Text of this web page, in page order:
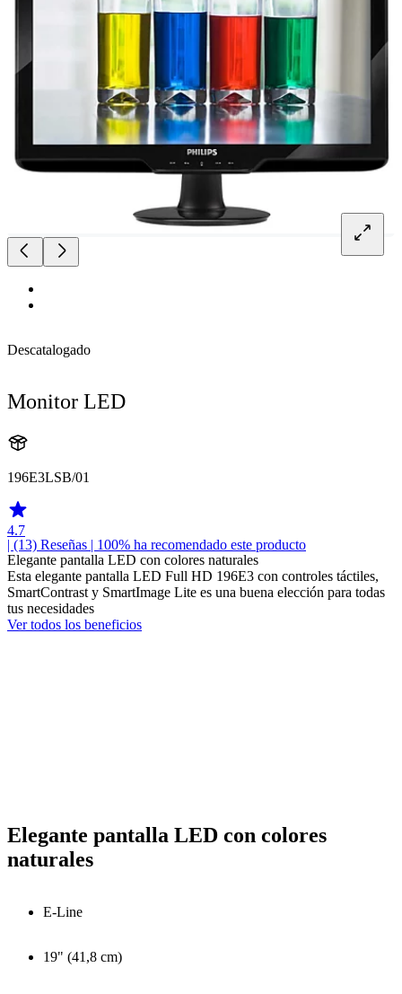
Descatalogado
Monitor LED
196E3LSB/01
4.7
| (13) Reseñas | 100% ha recomendado este producto
Elegante pantalla LED con colores naturales
Esta elegante pantalla LED Full HD 196E3 con controles táctiles,
SmartContrast y SmartImage Lite es una buena elección para todas
tus necesidades
Ver todos los beneficios
Elegante pantalla LED con colores
naturales
E-Line
19" (41,8 cm)